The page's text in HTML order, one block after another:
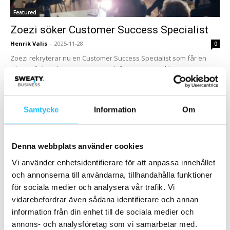
Samtycke Information Om
Denna webbplats använder cookies
Vi använder enhetsidentifierare för att anpassa innehållet
och annonserna till användarna, tillhandahålla funktioner
för sociala medier och analysera vår trafik. Vi
vidarebefordrar även sådana identifierare och annan
information från din enhet till de sociala medier och
annons- och analysföretag som vi samarbetar med.
Featured
Zoezi söker Customer Success Specialist
Henrik Valis - 2025-11-28 0
Zoezi rekryterar nu en Customer Success Specialist som får en
viktig roll i kundernas uppstart och fortsatta utveckling i
plattformen. Tjänsten innebär att arbeta...
Business
Från gym till hälsokoncept – så breddar